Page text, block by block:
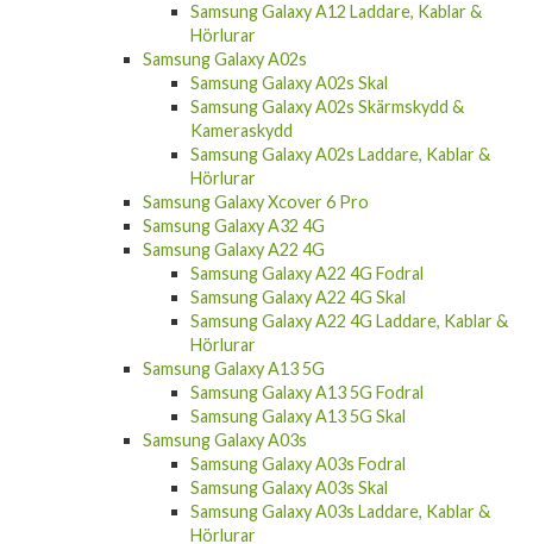
Samsung Galaxy A12 Laddare, Kablar &
Hörlurar
Samsung Galaxy A02s
Samsung Galaxy A02s Skal
Samsung Galaxy A02s Skärmskydd &
Kameraskydd
Samsung Galaxy A02s Laddare, Kablar &
Hörlurar
Samsung Galaxy Xcover 6 Pro
Samsung Galaxy A32 4G
Samsung Galaxy A22 4G
Samsung Galaxy A22 4G Fodral
Samsung Galaxy A22 4G Skal
Samsung Galaxy A22 4G Laddare, Kablar &
Hörlurar
Samsung Galaxy A13 5G
Samsung Galaxy A13 5G Fodral
Samsung Galaxy A13 5G Skal
Samsung Galaxy A03s
Samsung Galaxy A03s Fodral
Samsung Galaxy A03s Skal
Samsung Galaxy A03s Laddare, Kablar &
Hörlurar